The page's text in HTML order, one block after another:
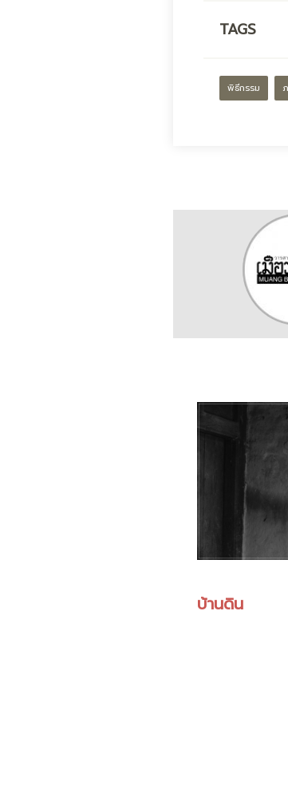
TAGS
พิธีกรรม
บ้านดิน